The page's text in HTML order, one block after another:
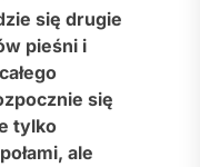
się drugie
pieśni i
się
tylko
ale